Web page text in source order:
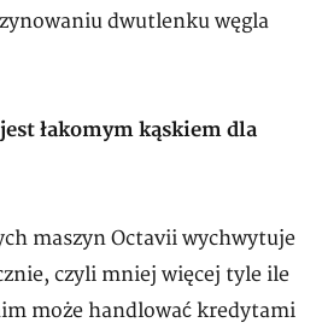
dwutlenku węgla
łakomym kąskiem dla
maszyn Octavii wychwytuje
czyli mniej więcej tyle ile
może handlować kredytami